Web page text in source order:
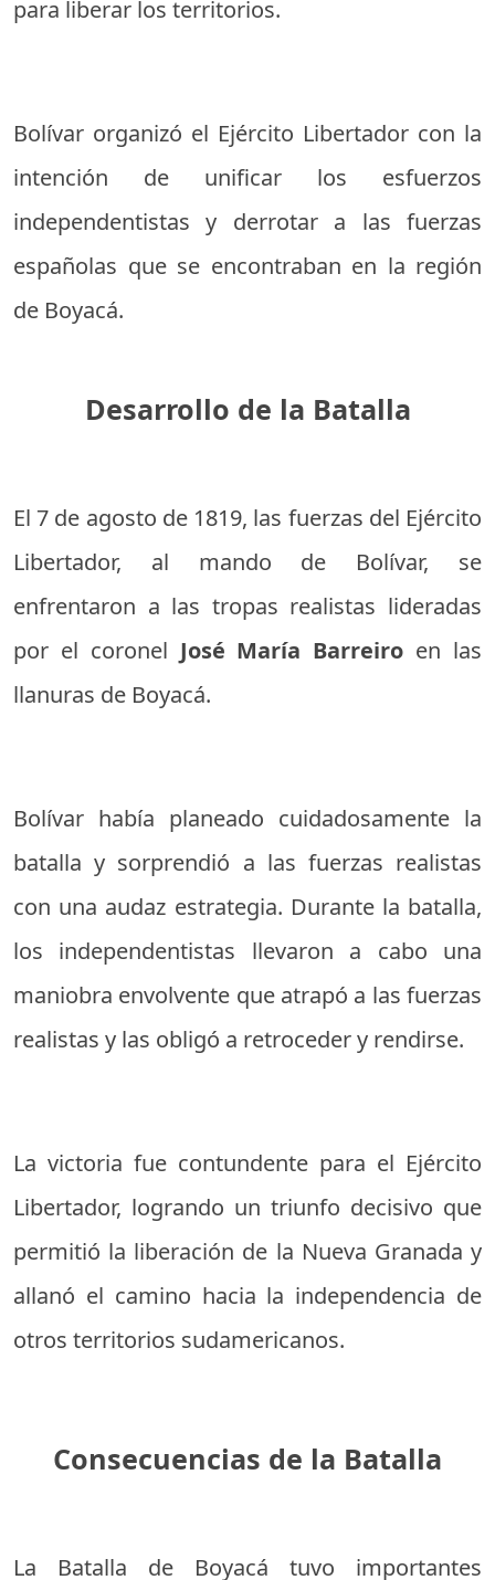
para liberar los territorios.
Bolívar organizó el Ejército Libertador con la
intención de unificar los esfuerzos
independentistas y derrotar a las fuerzas
españolas que se encontraban en la región
de Boyacá.
Desarrollo de la Batalla
El 7 de agosto de 1819, las fuerzas del Ejército
Libertador, al mando de Bolívar, se
enfrentaron a las tropas realistas lideradas
por el coronel José María Barreiro en las
llanuras de Boyacá.
Bolívar había planeado cuidadosamente la
batalla y sorprendió a las fuerzas realistas
con una audaz estrategia. Durante la batalla,
los independentistas llevaron a cabo una
maniobra envolvente que atrapó a las fuerzas
realistas y las obligó a retroceder y rendirse.
La victoria fue contundente para el Ejército
Libertador, logrando un triunfo decisivo que
permitió la liberación de la Nueva Granada y
allanó el camino hacia la independencia de
otros territorios sudamericanos.
Consecuencias de la Batalla
La Batalla de Boyacá tuvo importantes